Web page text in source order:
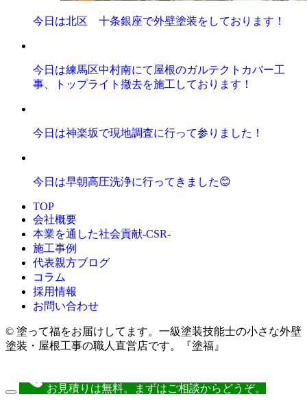
今日は北区 十条銀座で外壁塗装をしております！
今日は練馬区中村南にて屋根のガルテクトカバー工
事、トップライト撤去を施工しております！
今日は神楽坂で現地調査に行って参りました！
今日は早朝高圧洗浄に行ってきました😊
TOP
会社概要
本業を通した社会貢献-CSR-
施工事例
代表親方ブログ
コラム
採用情報
お問い合わせ
© 塗って福をお届けしてます。一級塗装技能士の小さな外壁
塗装・屋根工事の職人直営店です。『塗福』
お見積りは無料。まずはご相談からどうぞ。